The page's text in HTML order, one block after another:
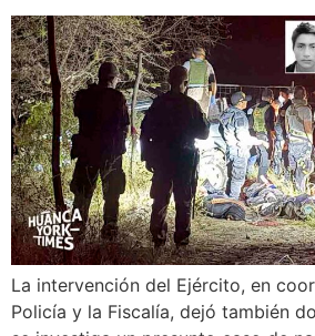
La intervención del Ejército, en
Policía y la Fiscalía, dejó también